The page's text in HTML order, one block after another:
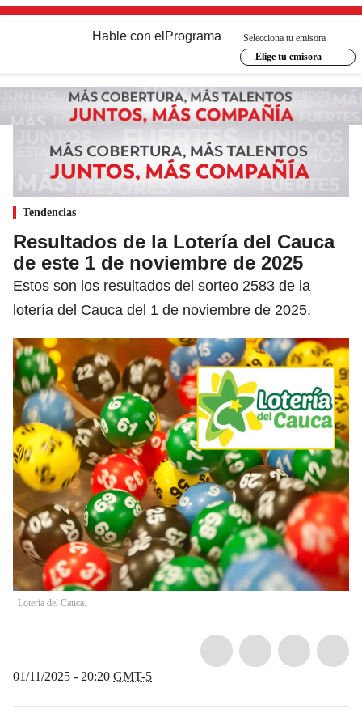
Hable con el Programa
Selecciona tu emisora
Elige tu emisora
Tendencias
Resultados de la Lotería del Cauca
de este 1 de noviembre de 2025
Estos son los resultados del sorteo 2583 de la
lotería del Cauca del 1 de noviembre de 2025.
Lotería del Cauca.
01/11/2025 - 20:20 GMT-5